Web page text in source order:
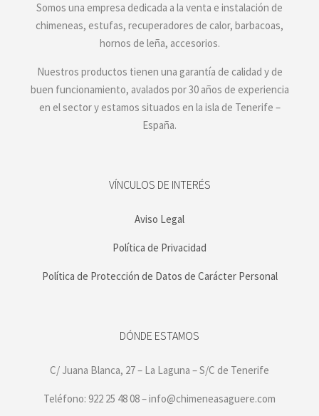
Somos una empresa dedicada a la venta e instalación de
chimeneas, estufas, recuperadores de calor, barbacoas,
hornos de leña, accesorios.
Nuestros productos tienen una garantía de calidad y de
buen funcionamiento, avalados por 30 años de experiencia
en el sector y estamos situados en la isla de Tenerife –
España.
VÍNCULOS DE INTERÉS
Aviso Legal
Política de Privacidad
Política de Protección de Datos de Carácter Personal
DÓNDE ESTAMOS
C/ Juana Blanca, 27 – La Laguna – S/C de Tenerife
Teléfono: 922 25 48 08 – info@chimeneasaguere.com